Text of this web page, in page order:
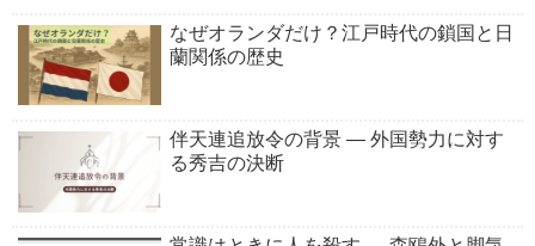
なぜオランダだけ？江戸時代の鎖国と日
蘭関係の歴史
伴天連追放令の背景 ― 外国勢力に対す
る秀吉の決断